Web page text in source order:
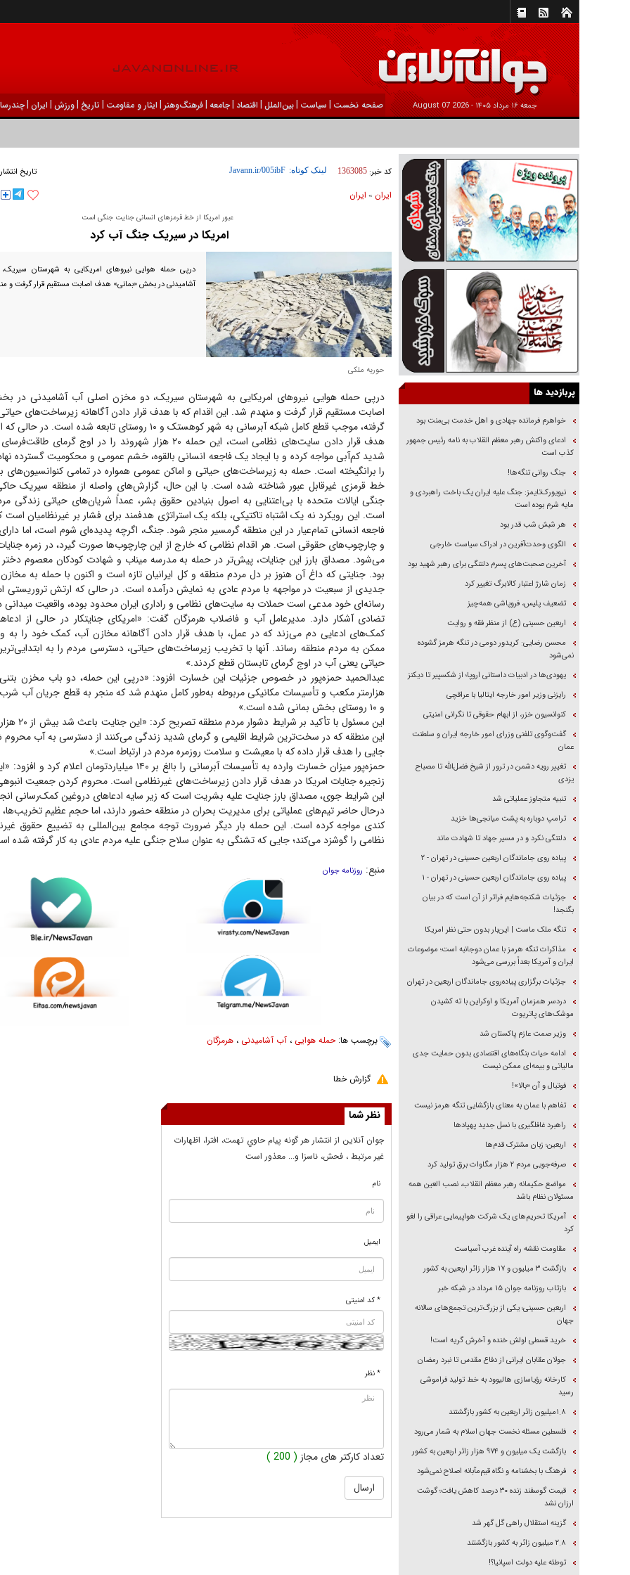
جمعه ۱۶ مرداد ۱۴۰۵ - 2026 August 07 صفحه نخست | سیاست |بين‌الملل | اقتصاد |جامعه |فرهنگ‌و‌هنر | ایثار و مقاومت |تاریخ |ورزش | ايران |
کد خبر: 1363085 لینک کوتاه: تاریخ
ايران » ايران
عبور امریکا از خط قرمز‌های انسانی جنایت جنگی است
امریکا در سیریک جنگ آب کرد
درپی حمله هوایی نیرو‌های امریکایی به شهرستان
آشامیدنی در بخش «بمانی» هدف اصابت مستقیم قرار گرفت و
حوریه ملکی
درپی حمله هوایی نیرو‌های امریکایی به شهرستان سیریک، دو مخزن اصلی آب آشامیدنی در
اصابت مستقیم قرار گرفت و منهدم شد. این اقدام که با هدف قرار دادن آگاهانه زیرساخت‌های
گرفته، موجب قطع کامل شبکه آبرسانی به شهر کوهستک و ۱۰ روستای تابعه
هدف قرار دادن سایت‌های نظامی است، این حمله ۲۰ هزار شهروند را در اوج
شدید کم‌آبی مواجه کرده و با ایجاد یک فاجعه انسانی بالقوه، خشم عمومی و محکومیت گسترده
را برانگیخته است. حمله به زیرساخت‌های حیاتی و اماکن عمومی همواره در تمامی کنوانسیون‌های
خط قرمزی غیرقابل عبور شناخته شده است. با این حال، گزارش‌های واصله از منطقه سیریک
جنگی ایالات متحده با بی‌اعتنایی به اصول بنیادین حقوق بشر، عمداً شریان‌های حیاتی زندگی
است. این رویکرد نه یک اشتباه تاکتیکی، بلکه یک استراتژی هدفمند برای فشار بر غیرنظامیان
فاجعه انسانی تمام‌عیار در این منطقه گرمسیر منجر شود. جنگ، اگرچه پدیده‌ای شوم است، اما
و چارچوب‌های حقوقی است. هر اقدام نظامی که خارج از این چارچوب‌ها صورت گیرد، در زمره
می‌شود. مصداق بارز این جنایات، پیش‌تر در حمله به مدرسه میناب و شهادت کودکان معصوم
بود. جنایتی که داغ آن هنوز بر دل مردم منطقه و کل ایرانیان تازه است و اکنون با حمله به
جدیدی از سبعیت در مواجهه با مردم عادی به نمایش درآمده است. در حالی که ارتش تروریستی
رسانه‌ای خود مدعی است حملات به سایت‌های نظامی و راداری ایران محدود بوده، واقعیت میدانی
تضادی آشکار دارد. مدیرعامل آب و فاضلاب هرمزگان گفت: «امریکای جنایتکار در حالی از
کمک‌های ادعایی دم می‌زند که در عمل، با هدف قرار دادن آگاهانه مخازن آب، کمک خود را به
ممکن به مردم منطقه رساند. آنها با تخریب زیرساخت‌های حیاتی، دسترسی مردم را به
حیاتی یعنی آب در اوج گرمای تابستان قطع کردند.»
هزارمتر مکعب و تأسیسات مکانیکی مربوطه به‌طور کامل منهدم شد که منجر به قطع جریان آب
و ۱۰ روستای بخش بمانی شده است.»
این مسئول با
این منطقه که در سخت‌ترین شرایط اقلیمی و گرمای شدید زندگی می‌کنند از دسترسی به آب محروم
جایی را هدف قرار داده که با معیشت و سلامت روزمره مردم در ارتباط است.»
حمزه‌پور میزان خسارت وارده به تأسیسات آبرسانی را بالغ بر ۱۴۰
زنجیره جنایات امریکا در هدف قرار دادن زیرساخت‌های غیرنظامی است. محروم کردن جمعیت
این شرایط جوی، مصداق بارز جنایت علیه بشریت است که زیر سایه ادعا‌های دروغین کمک‌رسانی
درحال حاضر تیم‌های عملیاتی برای مدیریت بحران در منطقه حضور دارند، اما حجم عظیم تخریب‌ها،
کندی مواجه کرده است. این حمله بار دیگر ضرورت توجه مجامع بین‌المللی به تضییع حقوق
نظامی را گوشزد می‌کند؛ جایی که تشنگی به عنوان سلاح جنگی علیه مردم عادی به کار گرفته شده
منبع: روزنامه جوان
برچسب ها:حمله هوایی ، آب آشامیدنی ، هرمزگان
گزارش خطا
نظر شما
جوان آنلاين از انتشار هر گونه پيام حاوي تهمت، افترا، اظهارات
غير مرتبط ، فحش، ناسزا و... معذور است
نام
ایمیل
* کد امنیتی
* نظر
تعداد کارکتر های مجاز ( 200 )
پربازدید ها
خواهرم فرمانده جهادی و اهل خدمت بی‌منت بود
ادعای واکنش رهبر معظم انقلاب به نامه رئیس جمهور
کذب است
جنگ روانی تنگه‌ها!
نیویورک‌تایمز: جنگ علیه ایران یک باخت راهبردی و
مایه شرم بوده است
هر شبش شب قدر بود
الگوی وحدت‌آفرین در ادراک سیاست خارجی
آخرین صحبت‌های پسرم دلتنگی برای رهبر شهید بود
زمان شارژ اعتبار کالابرگ تغییر کرد
تضعیف پلیس، فروپاشی همه‌چیز
اربعین حسینی (ع) از منظر فقه و روایت
محسن رضایی: کریدور دومی در تنگه هرمز گشوده
نمی‌شود
یهودی‌ها در ادبیات داستانی اروپا؛ از شکسپیر تا دیکنز
رایزنی وزیر امور خارجه ایتالیا با عراقچی
کنوانسیون خزر، از ابهام حقوقی تا نگرانی امنیتی
گفت‌وگوی تلفنی وزرای امور خارجه ایران و سلطنت
عمان
تغییر رویه دشمن در ترور از شیخ فضل‌الله تا مصباح
یزدی
تنبیه متجاوز عملیاتی شد
ترامپ دوباره به پشت میانجی‌ها خزید
دلتنگی نکرد و در مسیر جهاد تا شهادت ماند
پیاده روی جاماندگان اربعین حسینی در تهران - ۲
پیاده روی جاماندگان اربعین حسینی در تهران - ۱
جزئیات شکنجه‌هایم فراتر از آن است که در بیان
بگنجد!
تنگه ملک ماست | این‌بار بدون حتی نظر امریکا
مذاکرات تنگه هرمز با عمان دوجانبه است؛ موضوعات
ایران و آمریکا بعداً بررسی می‌شود
جزئیات برگزاری پیاده‌روی جاماندگان اربعین در تهران
دردسر همزمان آمریکا و اوکراین با ته کشیدن
موشک‌های پاتریوت
وزیر صمت عازم پاکستان شد
ادامه حیات بنگاه‌های اقتصادی بدون حمایت جدی
مالیاتی و بیمه‌ای ممکن نیست
فوتبال و آن «بالا»!
تفاهم با عمان به معنای بازگشایی تنگه هرمز نیست
راهبرد غافلگیری با نسل جدید پهپاد‌ها
اربعین؛ زبان مشترک قدم‌ها
صرفه‌جویی مردم ۲ هزار مگاوات برق تولید کرد
مواضع حکیمانه رهبر معظم انقلاب، نصب العین همه
مسئولان نظام باشد
آمریکا تحریم‌های یک شرکت هواپیمایی عراقی را لغو
کرد
مقاومت نقشه راه آینده غرب آسیاست
بازگشت ۳ میلیون و ۱۷ هزار زائر اربعین به کشور
بازتاب روزنامه جوان ۱۵ مرداد در شبکه خبر
اربعین حسینی؛ یکی از بزرگ‌ترین تجمع‌های سالانه
جهان
خرید قسطی اولش خنده و آخرش گریه است!
جولان عقابان ایرانی از دفاع مقدس تا نبرد رمضان
کارخانه رؤیاسازی هالیوود به خط تولید فراموشی
رسید
۱.۸میلیون زائر اربعین به کشور بازگشتند
فلسطین مسئله نخست جهان اسلام به شمار می‌رود
بازگشت یک میلیون و ۹۷۴ هزار زائر اربعین به کشور
فرهنگ با بخشنامه و نگاه قیم‌مآبانه اصلاح نمی‌شود
قیمت گوسفند زنده ۳۰ درصد کاهش یافت؛ گوشت
ارزان نشد
گزینه استقلال راهی گل گهر شد
۲.۸ میلیون زائر به کشور بازگشتند
توطئه علیه دولت اسپانیا؟!